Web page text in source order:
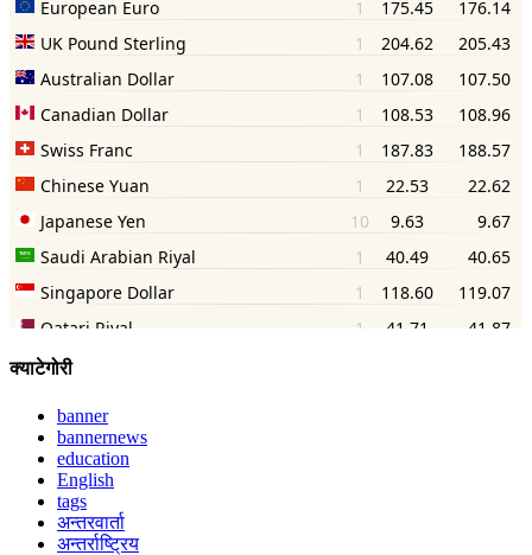
क्याटेगोरी
banner
bannernews
education
English
tags
अन्तरवार्ता
अन्तर्राष्ट्रिय